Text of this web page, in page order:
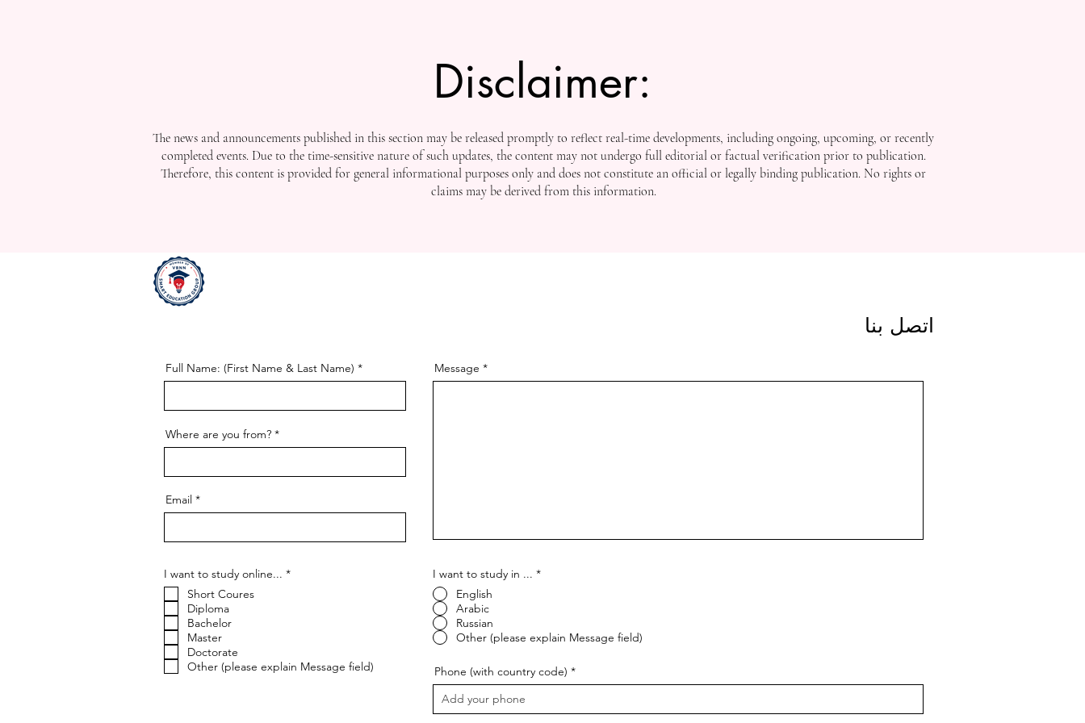
Disclaimer:
The news and announcements published in this section may be released promptly to reflect real-time developments, including ongoing, upcoming, or recently
completed events. Due to the time-sensitive nature of such updates, the content may not undergo full editorial or factual verification prior to publication.
Therefore, this content is provided for general informational purposes only and does not constitute an official or legally binding publication. No rights or
claims may be derived from this information.
اتصل بنا
Full Name: (First Name & Last Name)
Where are you from?
Email
Message
I want to study online... *إ
Short Coures
Diploma
Bachelor
Master
Doctorate
Other (please explain Message field)
I want to study in ... *
English
Arabic
Russian
Other (please explain Message field)
Phone (with country code)